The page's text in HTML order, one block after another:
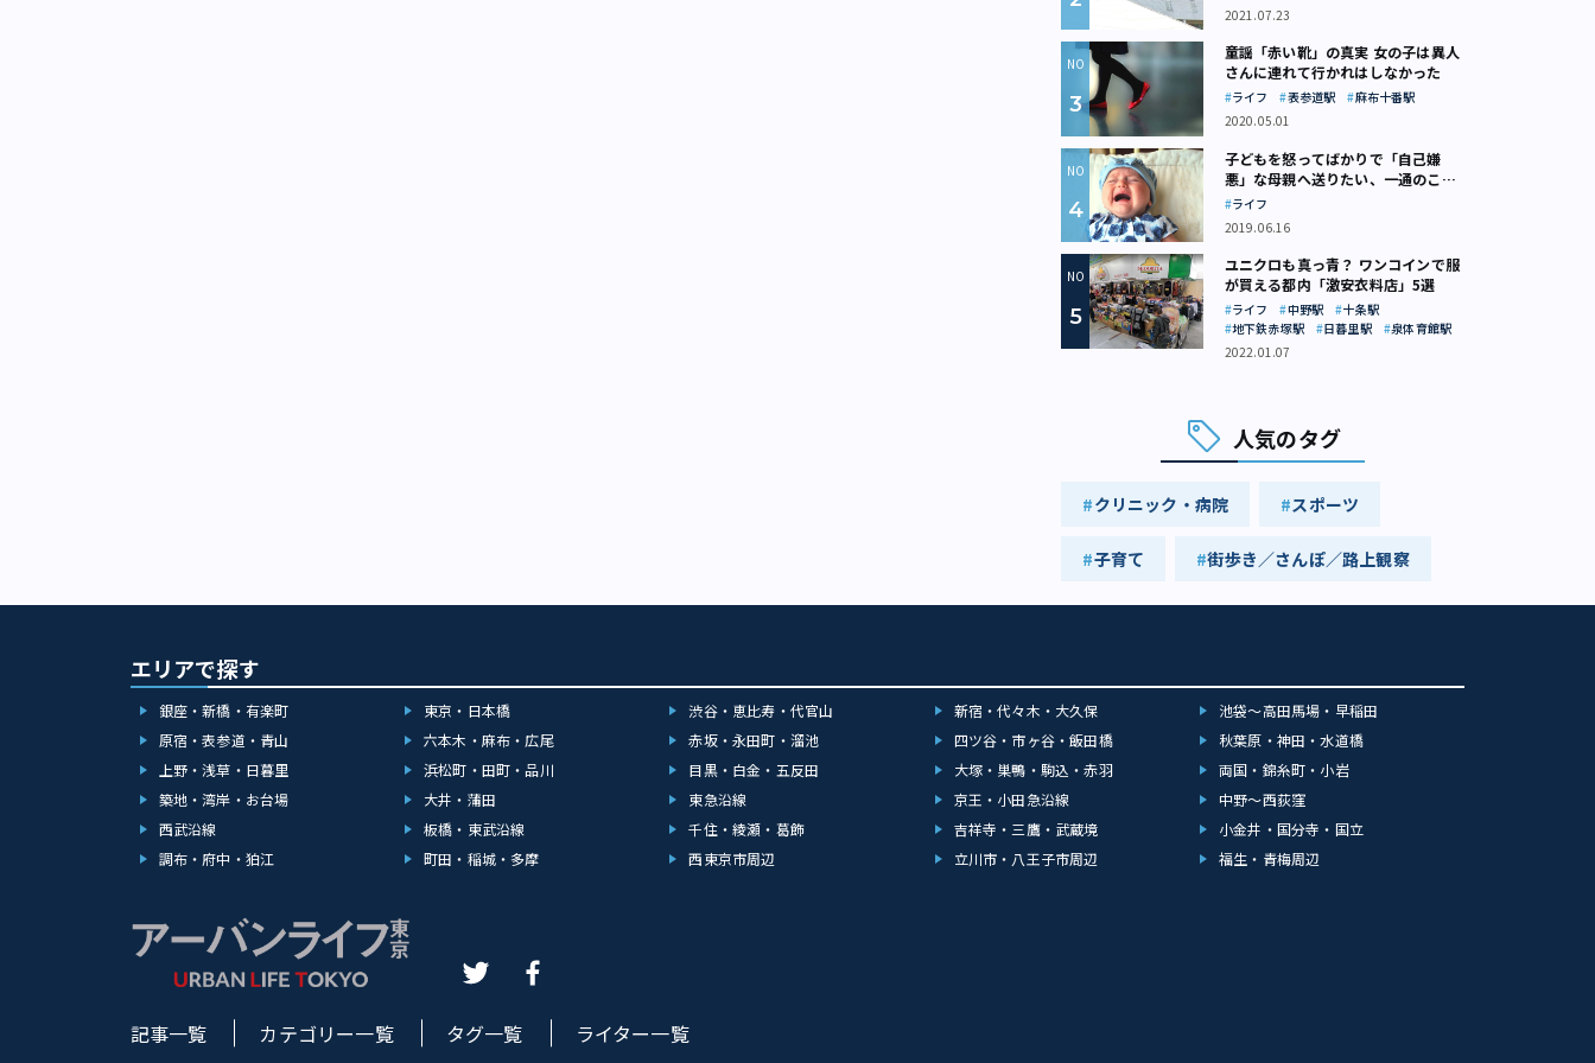
2021.07.23
童謡「赤い靴」の真実 女の子は異人
さんに連れて行かれはしなかった
ライフ 表参道駅
麻布十番駅
2020.05.01
子どもを怒ってばかりで「自己嫌
悪」な母親へ送りたい、一通のここ
ろの処方箋
ライフ
2019.06.16
ユニクロも真っ青？ ワンコインで服
が買える都内「激安衣料店」5選
ライフ 中野駅
十条駅
地下鉄赤塚駅
日暮里駅
泉体育館駅
2022.01.07
人気のタグ
クリニック・病院 スポーツ
子育て 街歩き／さんぽ／路上観察
エリアで探す
銀座・新橋・有楽町 東京・日本橋 渋谷・恵比寿・代官山 新宿・代々木・大久保
池袋～高田馬場・早稲田
原宿・表参道・青山
六本木・麻布・広尾 赤坂・永田町・溜池 四ツ谷・市ヶ谷・飯田橋
秋葉原・神田・水道橋
上野・浅草・日暮里
浜松町・田町・品川 目黒・白金・五反田 大塚・巣鴨・駒込・赤羽
両国・錦糸町・小岩
築地・湾岸・お台場
大井・蒲田 東急沿線 京王・小田急沿線
中野～西荻窪
西武沿線
板橋・東武沿線 千住・綾瀬・葛飾 吉祥寺・三鷹・武蔵境
小金井・国分寺・国立
調布・府中・狛江
町田・稲城・多摩 西東京市周辺 立川市・八王子市周辺 福生・青梅周辺
記事一覧 カテゴリー一覧 タグ一覧 ライター一覧